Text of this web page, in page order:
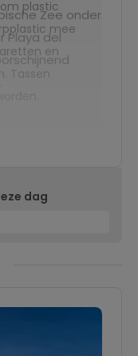
Zee onder
Playa del
plastic
mee
en
Tassen
dag